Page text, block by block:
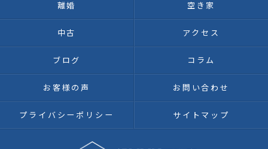
離婚 空き家
中古 アクセス
ブログ コラム
お客様の声 お問い合わせ
プライバシーポリシー サイトマップ